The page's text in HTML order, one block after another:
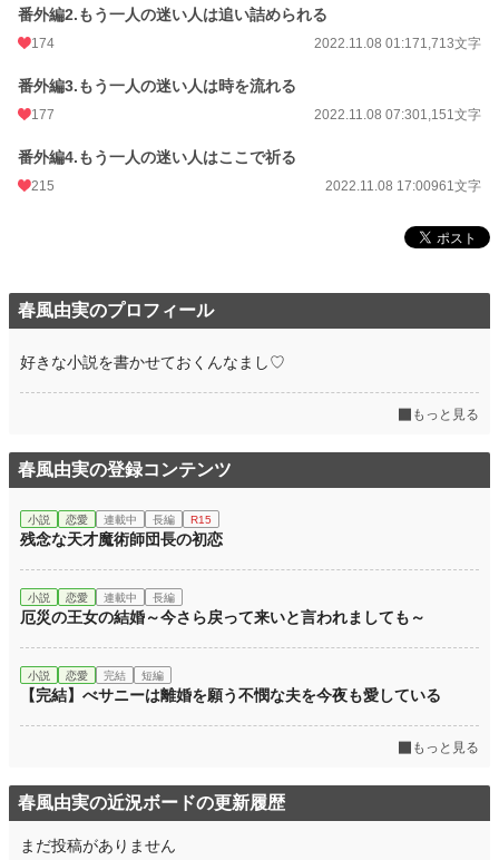
番外編2.もう一人の迷い人は追い詰められる
174 2022.11.08 01:171,713文字
番外編3.もう一人の迷い人は時を流れる
177 2022.11.08 07:301,151文字
番外編4.もう一人の迷い人はここで祈る
215 2022.11.08 17:00961文字
春風由実のプロフィール
好きな小説を書かせておくんなまし♡
もっと見る
春風由実の登録コンテンツ
小説 恋愛 連載中 長編 R15
残念な天才魔術師団長の初恋
小説 恋愛 連載中 長編
厄災の王女の結婚～今さら戻って来いと言われましても～
小説 恋愛 完結 短編
【完結】べサニーは離婚を願う不憫な夫を今夜も愛している
もっと見る
春風由実の近況ボードの更新履歴
まだ投稿がありません